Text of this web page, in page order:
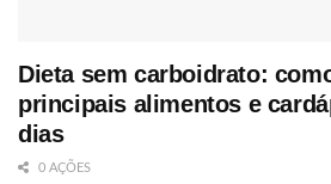
Dieta sem carboidrato:
principais alimentos e
dias
0 AÇÕES